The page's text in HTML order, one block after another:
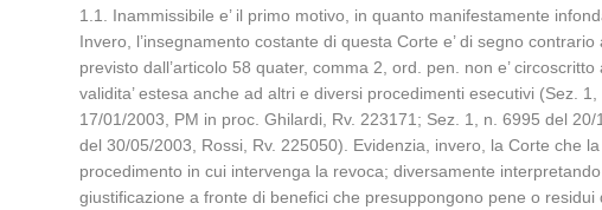
1.1. Inammissibile e’ il primo motivo, in quanto manifestamente
Invero, l’insegnamento costante di questa Corte e’ di segno
previsto dall’articolo 58 quater, comma 2, ord. pen. non e’
validita’ estesa anche ad altri e diversi procedimenti esecutivi (Sez.
17/01/2003, PM in proc. Ghilardi, Rv. 223171; Sez. 1, n. 6995 del
del 30/05/2003, Rossi, Rv. 225050). Evidenzia, invero, la Corte che
procedimento in cui intervenga la revoca; diversamente
giustificazione a fronte di benefici che presuppongono pene o